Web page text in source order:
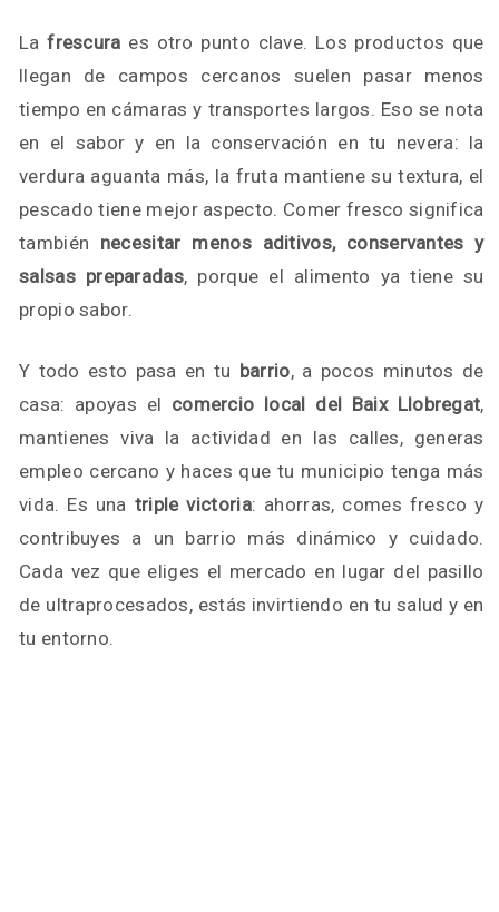
Lafrescura es otro punto clave. Los productos que
llegan de campos cercanos suelen pasar menos
tiempo en cámaras y transportes largos. Eso se nota
en el sabor y en la conservación en tu nevera: la
verdura aguanta más, la fruta mantiene su textura, el
pescado tiene mejor aspecto. Comer fresco significa
también necesitar menos aditivos, conservantes y
salsas preparadas, porque el alimento ya tiene su
propio sabor.
Y todo esto pasa en tu barrio, a pocos minutos de
casa: apoyas el comercio local del Baix Llobregat,
mantienes viva la actividad en las calles, generas
empleo cercano y haces que tu municipio tenga más
vida. Es una triple victoria: ahorras, comes fresco y
contribuyes a un barrio más dinámico y cuidado.
Cada vez que eliges el mercado en lugar del pasillo
de ultraprocesados, estás invirtiendo en tu salud y en
tu entorno.